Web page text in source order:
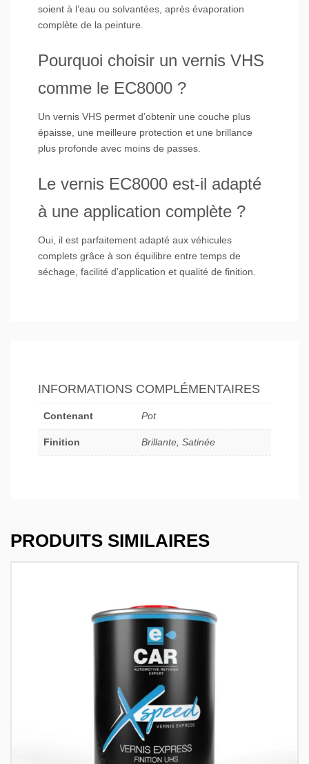
soient à l’eau ou solvantées, après évaporation
complète de la peinture.
Pourquoi choisir un vernis VHS
comme le EC8000 ?
Un vernis VHS permet d’obtenir une couche plus
épaisse, une meilleure protection et une brillance
plus profonde avec moins de passes.
Le vernis EC8000 est-il adapté
à une application complète ?
Oui, il est parfaitement adapté aux véhicules
complets grâce à son équilibre entre temps de
séchage, facilité d’application et qualité de finition.
INFORMATIONS COMPLÉMENTAIRES
Contenant Pot
Finition Brillante, Satinée
PRODUITS SIMILAIRES